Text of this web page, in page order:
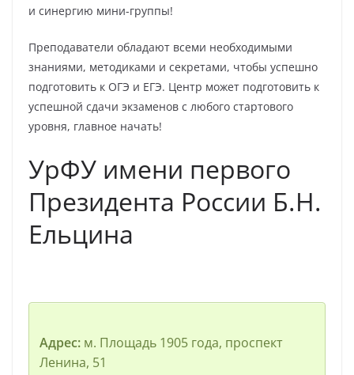
и синергию мини-группы!
Преподаватели обладают всеми необходимыми
знаниями, методиками и секретами, чтобы успешно
подготовить к ОГЭ и ЕГЭ. Центр может подготовить к
успешной сдачи экзаменов с любого стартового
уровня, главное начать!
УрФУ имени первого
Президента России Б.Н.
Ельцина
Адрес:м. Площадь 1905 года, проспект
Ленина, 51